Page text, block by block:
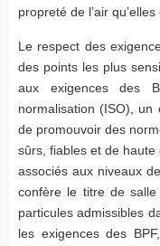
propreté de l’air
Le respect des
des points les plus
aux exigences des
normalisation (ISO), un
de promouvoir des
sûrs, fiables et de
associés aux niveaux
confère le titre de
particules admissibles
les exigences des